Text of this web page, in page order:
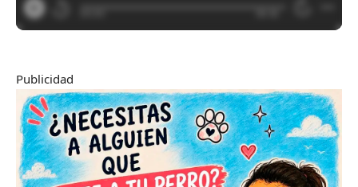
Publicidad